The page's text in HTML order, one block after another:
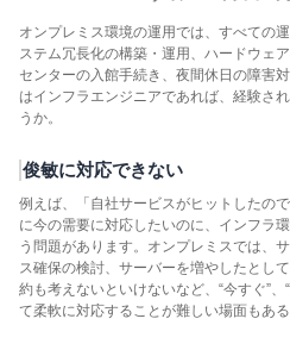
オンプレミス環境の運用では、すべての
ステム冗長化の構築・運用、ハードウェ
センターの入館手続き、夜間休日の障害
はインフラエンジニアであれば、経験さ
うか。
俊敏に対応できない
例えば、「自社サービスがヒットしたの
に今の需要に対応したいのに、インフラ
う問題があります。オンプレミスでは、
ス確保の検討、サーバーを増やしたとし
約も考えないといけないなど、“今すぐ”
て柔軟に対応することが難しい場面もあ